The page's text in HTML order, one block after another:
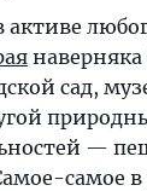
активе
наверняка
сад,
—
самое